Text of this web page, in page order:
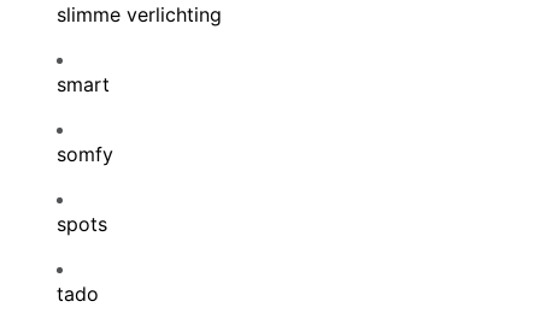
slimme verlichting
smart
somfy
spots
tado